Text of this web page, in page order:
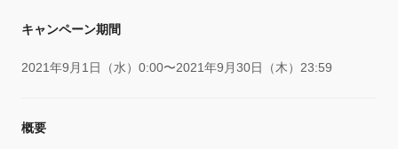
キャンペーン期間
2021年9月1日（水）0:00〜2021年9月30日（木）23:59
概要